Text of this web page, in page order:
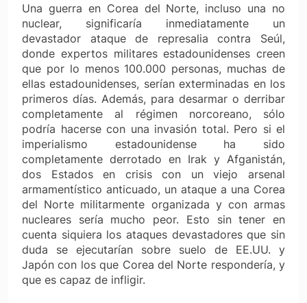
Una guerra en Corea del Norte, incluso una no
nuclear, significaría inmediatamente un
devastador ataque de represalia contra Seúl,
donde expertos militares estadounidenses creen
que por lo menos 100.000 personas, muchas de
ellas estadounidenses, serían exterminadas en los
primeros días. Además, para desarmar o derribar
completamente al régimen norcoreano, sólo
podría hacerse con una invasión total. Pero si el
imperialismo estadounidense ha sido
completamente derrotado en Irak y Afganistán,
dos Estados en crisis con un viejo arsenal
armamentístico anticuado, un ataque a una Corea
del Norte militarmente organizada y con armas
nucleares sería mucho peor. Esto sin tener en
cuenta siquiera los ataques devastadores que sin
duda se ejecutarían sobre suelo de EE.UU. y
Japón con los que Corea del Norte respondería, y
que es capaz de infligir.